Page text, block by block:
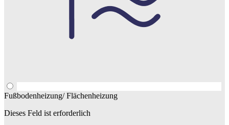
Fußbodenheizung/ Flächenheizung
Dieses Feld ist erforderlich